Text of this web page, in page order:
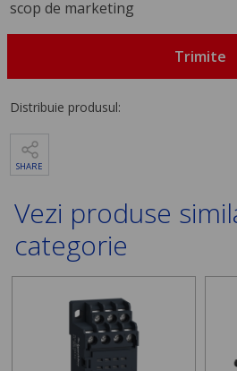
scop de marketing
Trimite
Distribuie produsul:
SHARE
Vezi produse
categorie